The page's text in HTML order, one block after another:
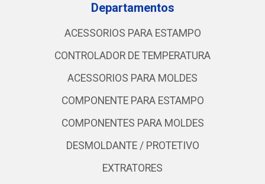
Departamentos
ACESSORIOS PARA ESTAMPO
CONTROLADOR DE TEMPERATURA
ACESSORIOS PARA MOLDES
COMPONENTE PARA ESTAMPO
COMPONENTES PARA MOLDES
DESMOLDANTE / PROTETIVO
EXTRATORES